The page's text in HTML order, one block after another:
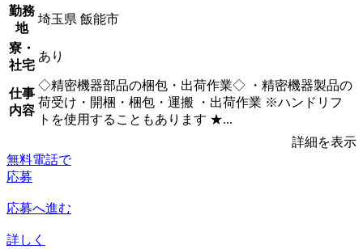
勤務
地
埼玉県 飯能市
寮・
社宅
あり
仕事
内容
◇精密機器部品の梱包・出荷作業◇ ・精密機器製品の
荷受け・開梱・梱包・運搬 ・出荷作業 ※ハンドリフ
トを使用することもあります ★...
詳細を表示
無料電話で
応募
応募へ進む
詳しく